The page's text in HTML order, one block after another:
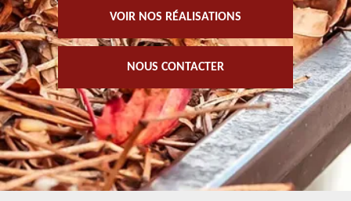
VOIR NOS RÉALISATIONS
NOUS CONTACTER